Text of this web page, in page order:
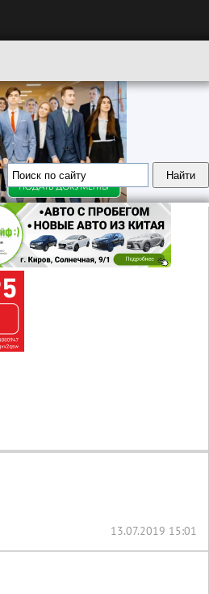
13.07.2019 15:01